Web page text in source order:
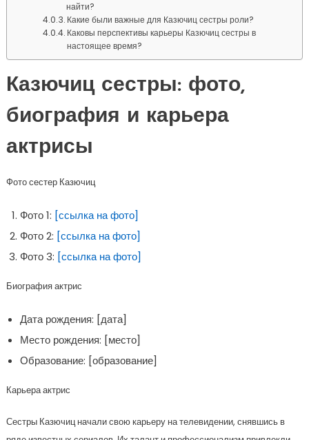
найти?
Какие были важные для Казючиц сестры роли?
Каковы перспективы карьеры Казючиц сестры в
настоящее время?
Казючиц сестры: фото,
биография и карьера
актрисы
Фото сестер Казючиц
Фото 1: [ссылка на фото]
Фото 2: [ссылка на фото]
Фото 3: [ссылка на фото]
Биография актрис
Дата рождения: [дата]
Место рождения: [место]
Образование: [образование]
Карьера актрис
Сестры Казючиц начали свою карьеру на телевидении, снявшись в